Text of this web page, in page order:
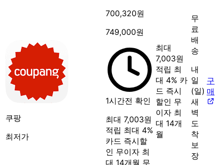
쿠팡
최저가
700,320원
749,000원
1시간전 확인
최대 7,003원
적립 최대 4%
카드 즉시할
인 무이자 최
대 14개월 무
최대
7,003원
적립 최
대 4% 카
드 즉시
할인 무
이자 최
대 14개
월
무
료
배
송
내
일
(일)
새
벽
도
착
보
장
구
매